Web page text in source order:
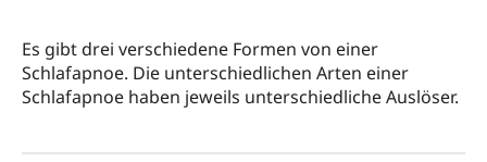
Es gibt drei verschiedene Formen von einer
Schlafapnoe. Die unterschiedlichen Arten einer
Schlafapnoe haben jeweils unterschiedliche Auslöser.